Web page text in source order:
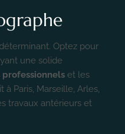
Optez pour
une solide
et les
à Paris, Marseille, Arles,
travaux antérieurs et